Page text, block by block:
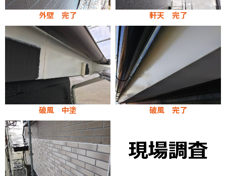
外壁 完了 軒天 完了
破風 中塗 破風 完了